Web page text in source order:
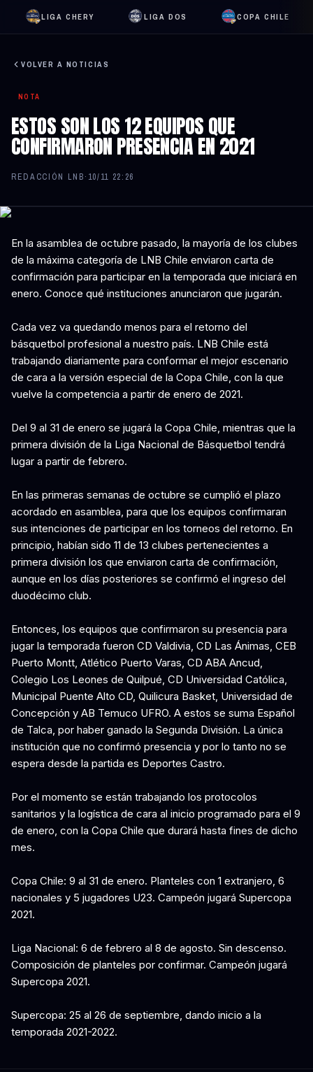
LIGA CHERY LIGA DOS COPA CHILE
VOLVER A NOTICIAS
NOTA
ESTOS SON LOS 12 EQUIPOS QUE
CONFIRMARON PRESENCIA EN 2021
REDACCIÓN LNB· 10/11 22:26
En la asamblea de octubre pasado, la mayoría de los clubes
de la máxima categoría de LNB Chile enviaron carta de
confirmación para participar en la temporada que iniciará en
enero. Conoce qué instituciones anunciaron que jugarán.
Cada vez va quedando menos para el retorno del
básquetbol profesional a nuestro país. LNB Chile está
trabajando diariamente para conformar el mejor escenario
de cara a la versión especial de la Copa Chile, con la que
vuelve la competencia a partir de enero de 2021.
Del 9 al 31 de enero se jugará la Copa Chile, mientras que la
primera división de la Liga Nacional de Básquetbol tendrá
lugar a partir de febrero.
En las primeras semanas de octubre se cumplió el plazo
acordado en asamblea, para que los equipos confirmaran
sus intenciones de participar en los torneos del retorno. En
principio, habían sido 11 de 13 clubes pertenecientes a
primera división los que enviaron carta de confirmación,
aunque en los días posteriores se confirmó el ingreso del
duodécimo club.
Entonces, los equipos que confirmaron su presencia para
jugar la temporada fueron CD Valdivia, CD Las Ánimas, CEB
Puerto Montt, Atlético Puerto Varas, CD ABA Ancud,
Colegio Los Leones de Quilpué, CD Universidad Católica,
Municipal Puente Alto CD, Quilicura Basket, Universidad de
Concepción y AB Temuco UFRO. A estos se suma Español
de Talca, por haber ganado la Segunda División. La única
institución que no confirmó presencia y por lo tanto no se
espera desde la partida es Deportes Castro.
Por el momento se están trabajando los protocolos
sanitarios y la logística de cara al inicio programado para el 9
de enero, con la Copa Chile que durará hasta fines de dicho
mes.
Copa Chile: 9 al 31 de enero. Planteles con 1 extranjero, 6
nacionales y 5 jugadores U23. Campeón jugará Supercopa
2021.
Liga Nacional: 6 de febrero al 8 de agosto. Sin descenso.
Composición de planteles por confirmar. Campeón jugará
Supercopa 2021.
Supercopa: 25 al 26 de septiembre, dando inicio a la
temporada 2021-2022.